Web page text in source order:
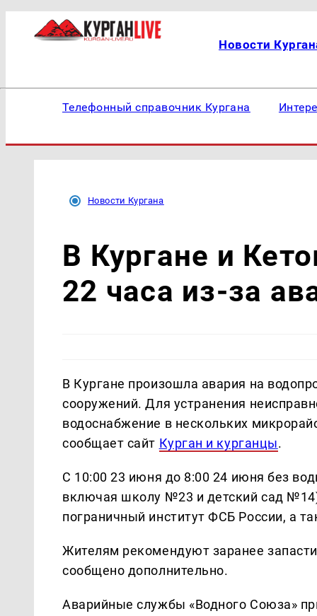
Новости
Телефонный справочник Кургана
Новости Кургана
В Кургане и
22 часа из-за
В Кургане произошла авария на
сооружений. Для устранения
водоснабжение в нескольких
сообщает сайт Курган и курганцы.
С 10:00 23 июня до 8:00 24 июня без
включая школу №23 и детский сад
пограничный институт ФСБ России, а
Жителям рекомендуют заранее
сообщено дополнительно.
Аварийные службы «Водного Союза»